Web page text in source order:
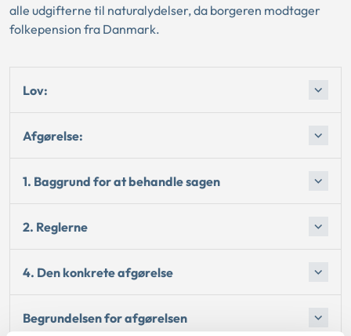
alle udgifterne til naturalydelser, da borgeren modtager
folkepension fra Danmark.
Lov:
Afgørelse:
1. Baggrund for at behandle sagen
2. Reglerne
4. Den konkrete afgørelse
Begrundelsen for afgørelsen